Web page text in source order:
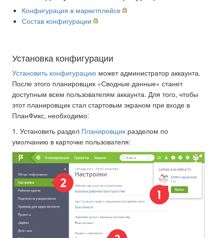
Конфигурация в маркетплейсе
Состав конфигурации
Установка конфигурации
Установить конфигурацию может администратор аккаунта.
После этого планировщик «Сводные данные» станет
доступным всем пользователям аккаунта. Для того, чтобы
этот планировщик стал стартовым экраном при входе в
ПланФикс, необходимо:
1. Установить раздел Планировщик разделом по
умолчанию в карточке пользователя: